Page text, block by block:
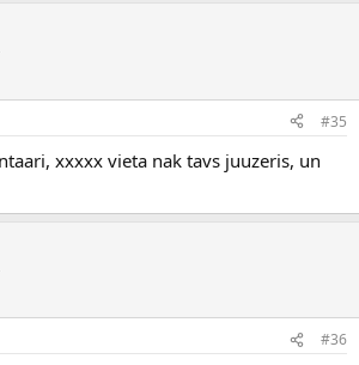
#35
xxxxx vieta nak tavs juuzeris, un
#36